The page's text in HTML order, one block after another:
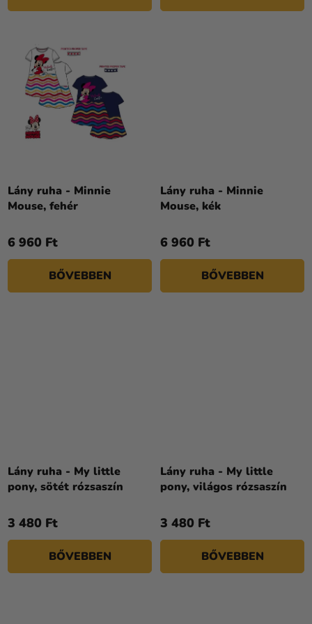
Lány ruha - Minnie
Mouse, fehér
6 960 Ft
BŐVEBBEN
Lány ruha - Minnie
Mouse, kék
6 960 Ft
BŐVEBBEN
Lány ruha - My little
pony, sötét rózsaszín
3 480 Ft
BŐVEBBEN
Lány ruha - My little
pony, világos rózsaszín
3 480 Ft
BŐVEBBEN